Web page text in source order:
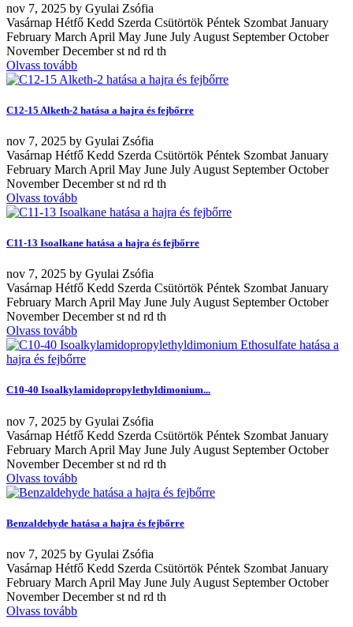
nov 7, 2025 by Gyulai Zsófia
Vasárnap Hétfő Kedd Szerda Csütörtök Péntek Szombat January
February March April May June July August September October
November December st nd rd th
Olvass tovább
C12-15 Alketh-2 hatása a hajra és fejbőrre
nov 7, 2025 by Gyulai Zsófia
Vasárnap Hétfő Kedd Szerda Csütörtök Péntek Szombat January
February March April May June July August September October
November December st nd rd th
Olvass tovább
C11-13 Isoalkane hatása a hajra és fejbőrre
nov 7, 2025 by Gyulai Zsófia
Vasárnap Hétfő Kedd Szerda Csütörtök Péntek Szombat January
February March April May June July August September October
November December st nd rd th
Olvass tovább
C10-40 Isoalkylamidopropylethyldimonium...
nov 7, 2025 by Gyulai Zsófia
Vasárnap Hétfő Kedd Szerda Csütörtök Péntek Szombat January
February March April May June July August September October
November December st nd rd th
Olvass tovább
Benzaldehyde hatása a hajra és fejbőrre
nov 7, 2025 by Gyulai Zsófia
Vasárnap Hétfő Kedd Szerda Csütörtök Péntek Szombat January
February March April May June July August September October
November December st nd rd th
Olvass tovább